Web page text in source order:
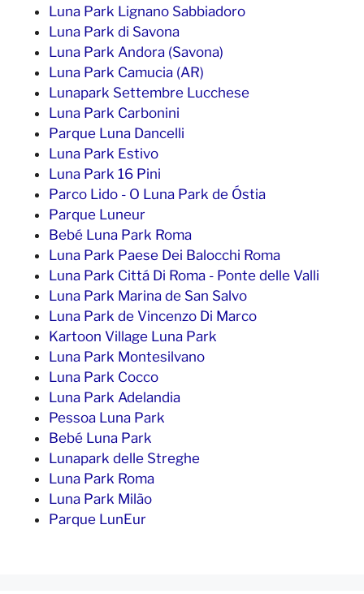
Luna Park Lignano Sabbiadoro
Luna Park di Savona
Luna Park Andora (Savona)
Luna Park Camucia (AR)
Lunapark Settembre Lucchese
Luna Park Carbonini
Parque Luna Dancelli
Luna Park Estivo
Luna Park 16 Pini
Parco Lido - O Luna Park de Óstia
Parque Luneur
Bebé Luna Park Roma
Luna Park Paese Dei Balocchi Roma
Luna Park Cittá Di Roma - Ponte delle Valli
Luna Park Marina de San Salvo
Luna Park de Vincenzo Di Marco
Kartoon Village Luna Park
Luna Park Montesilvano
Luna Park Cocco
Luna Park Adelandia
Pessoa Luna Park
Bebé Luna Park
Lunapark delle Streghe
Luna Park Roma
Luna Park Milão
Parque LunEur